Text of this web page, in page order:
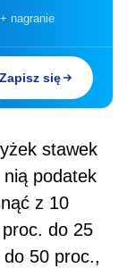
nagranie
Zapisz się
stawek
podatek
z 10
do 25
50 proc.,